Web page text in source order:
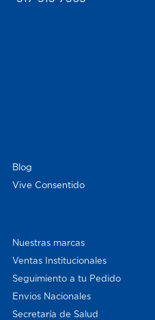
Blog
Vive Consentido
Nuestras marcas
Ventas Institucionales
Seguimiento a tu Pedido
Envios Nacionales
Secretaría de Salud